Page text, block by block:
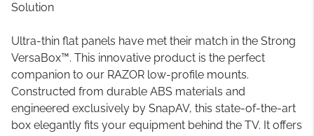
Solution
Ultra-thin flat panels have met their match in the Strong
VersaBox™. This innovative product is the perfect
companion to our RAZOR low-profile mounts.
Constructed from durable ABS materials and
engineered exclusively by SnapAV, this state-of-the-art
box elegantly fits your equipment behind the TV. It offers